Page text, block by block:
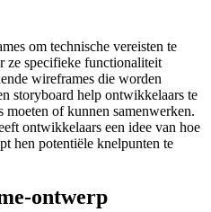
om technische vereisten te
ze specifieke functionaliteit
wireframes die worden
storyboard help ontwikkelaars te
moeten of kunnen samenwerken.
ontwikkelaars een idee van hoe
hen potentiële knelpunten te
ontwerp